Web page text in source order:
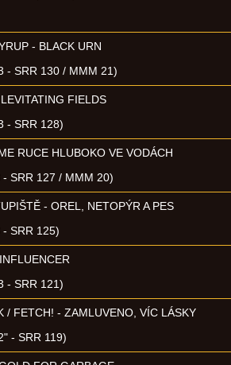
- BLACK URN
- SRR 130 / MMM 21)
FIELDS
- SRR 128)
RUCE HLUBOKO VE VODÁCH
SRR 127 / MMM 20)
- OREL, NETOPÝR A PES
SRR 125)
- SRR 121)
/ FETCH! - ZAMLUVENO, VÍC LÁSKY
- SRR 119)